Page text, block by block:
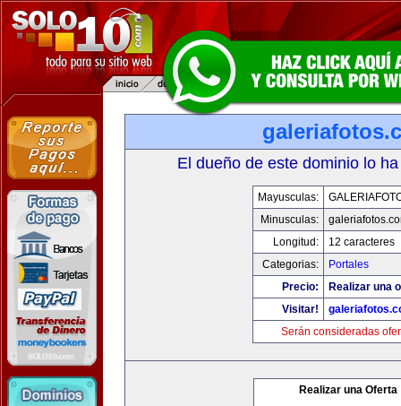
El dueño de este dominio lo
Mayusculas:
Minusculas:
Longitud:
12 caracteres
Categorias:
Portales
Precio:
Realizar una
Visitar!
Serán consideradas
Realizar una Oferta